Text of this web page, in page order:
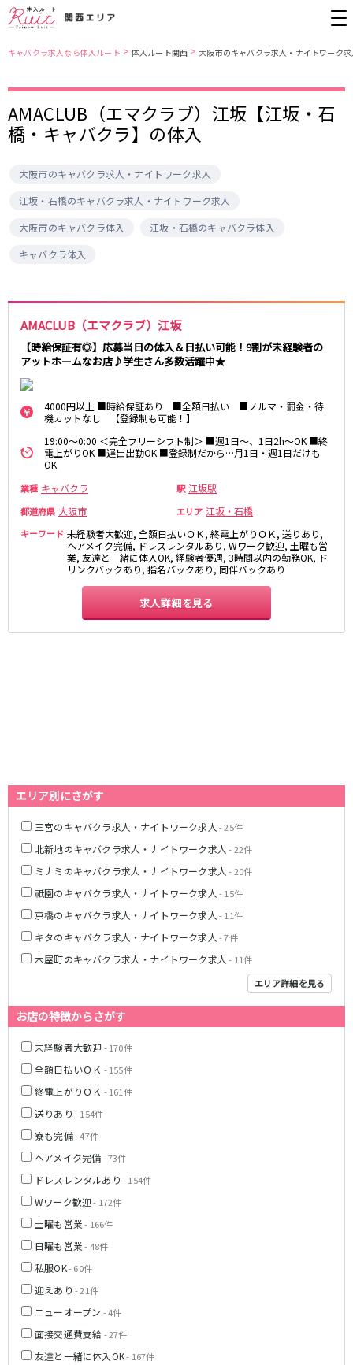
キャバクラ求人なら体入ルート > 体入ルート関西 > 大阪市のキャバクラ求人・ナイトワーク
AMACLUB（エマクラブ）江坂【江坂・石
橋・キャバクラ】の体入
大阪市のキャバクラ求人・ナイトワーク求人
江坂・石橋のキャバクラ求人・ナイトワーク求人
大阪市のキャバクラ体入
江坂・石橋のキャバクラ体入
キャバクラ体入
AMACLUB（エマクラブ）江坂
【時給保証有◎】応募当日の体入＆日払い可能！9割が未経験者の
アットホームなお店♪学生さん多数活躍中★
4000円以上 ■時給保証あり ■全額日払い ■ノルマ・罰金・待
機カットなし 【登録制も可能！】
19:00～0:00 ＜完全フリーシフト制＞ ■週1日～、1日2h～OK ■終
電上がりOK ■遅出出勤OK ■登録制だから…月1日・週1日だけも
OK
業種 キャバクラ 駅 江坂駅
都道府県 大阪市 エリア 江坂・石橋
キーワード 未経験者大歓迎, 全額日払いＯＫ, 終電上がりＯＫ, 送りあり,
ヘアメイク完備, ドレスレンタルあり, Wワーク歓迎, 土曜も営
業, 友達と一緒に体入OK, 経験者優遇, 3時間以内の勤務OK, ド
リンクバックあり, 指名バックあり, 同伴バックあり
求人詳細を見る
エリア別にさがす
三宮のキャバクラ求人・ナイトワーク求人 - 25件
北新地のキャバクラ求人・ナイトワーク求人 - 22件
ミナミのキャバクラ求人・ナイトワーク求人 - 20件
祇園のキャバクラ求人・ナイトワーク求人 - 15件
京橋のキャバクラ求人・ナイトワーク求人 - 11件
キタのキャバクラ求人・ナイトワーク求人 - 7件
木屋町のキャバクラ求人・ナイトワーク求人 - 11件
エリア詳細を見る
お店の特徴からさがす
未経験者大歓迎- 170件
全額日払いＯＫ - 155件
終電上がりＯＫ - 161件
送りあり - 154件
寮も完備- 47件
ヘアメイク完備- 73件
ドレスレンタルあり - 154件
Wワーク歓迎- 172件
土曜も営業- 166件
日曜も営業- 48件
私服OK- 60件
迎えあり - 21件
ニューオープン - 4件
面接交通費支給- 27件
友達と一緒に体入OK- 167件
大阪市
北新地
ミナミ
堺東・岸和田
天満
十三
大阪市
布施・八尾
香里園・守口
江坂・石橋
三宮
尼崎・西宮・芦屋
姫路
加古川・東加古川・明石
祇園 木屋町
奈良
奈良市
中和
滋賀県
長浜
瀬田
大津・南部
和歌山県
JR東西線
北新地駅
京橋駅
JR東海道本線(京都線)(京都～大阪)
大阪駅
高槻駅
三ノ宮駅
大阪駅
尼崎駅
西宮駅
塚本駅
神戸駅
さくら夙川駅
阪急京都本線
梅田駅
十三駅
南方駅
上新庄駅
茨木市駅
JR奈良線
奈良駅 ＪＲ小倉駅
祇園四条駅
京橋駅
JR紀勢本線(きのくに線)(新宮～和歌山)
和歌山駅
わかやま電鉄貴志川線
和歌山駅
JR東海道本線(琵琶湖線)(米原～京都)
草津駅
石山駅
瀬田駅
阪急神戸本線
神戸三宮駅
十三駅
塚口駅
近鉄大阪線
大和八木駅
近鉄八尾駅
堺東駅
東梅田駅
守口駅